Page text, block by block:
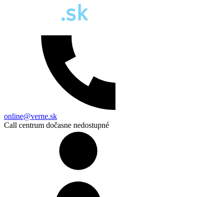
online@verne.sk
Call centrum dočasne nedostupné